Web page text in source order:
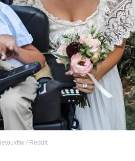
letouxftw / Reddit